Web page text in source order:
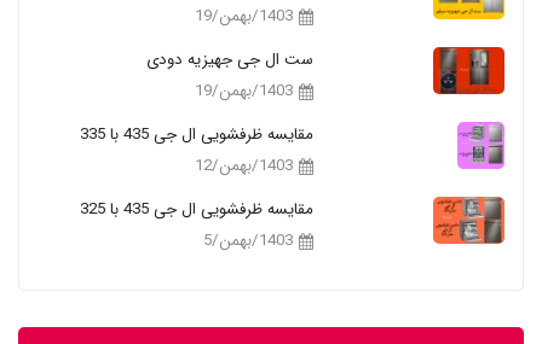
1403/بهمن/19
ست ال جی جهیزیه دودی
1403/بهمن/19
مقایسه ظرفشویی ال جی 435 با 335
1403/بهمن/12
مقایسه ظرفشویی ال جی 435 با 325
1403/بهمن/5